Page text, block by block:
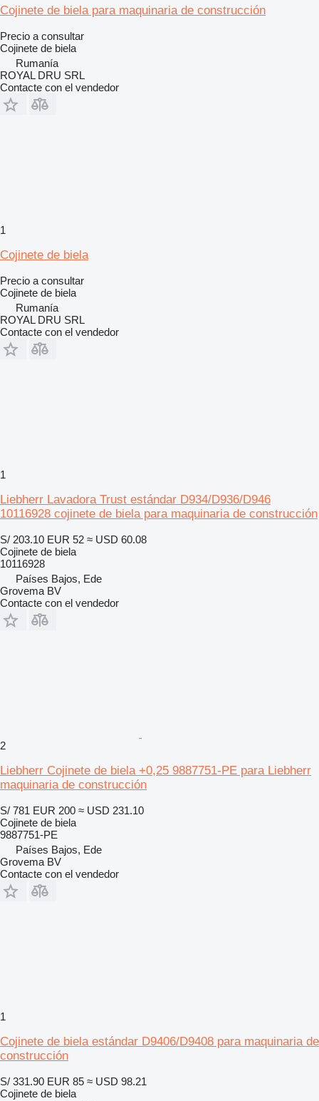
Cojinete de biela para maquinaria de construcción
Precio a consultar
Cojinete de biela
Rumanía
ROYAL DRU SRL
Contacte con el vendedor
1
Cojinete de biela
Precio a consultar
Cojinete de biela
Rumanía
ROYAL DRU SRL
Contacte con el vendedor
1
Liebherr Lavadora Trust estándar D934/D936/D946
10116928 cojinete de biela para maquinaria de construcción
S/ 203.10 EUR 52 ≈ USD 60.08
Cojinete de biela
10116928
Países Bajos, Ede
Grovema BV
Contacte con el vendedor
2
Liebherr Cojinete de biela +0,25 9887751-PE para Liebherr
maquinaria de construcción
S/ 781 EUR 200 ≈ USD 231.10
Cojinete de biela
9887751-PE
Países Bajos, Ede
Grovema BV
Contacte con el vendedor
1
Cojinete de biela estándar D9406/D9408 para maquinaria de
construcción
S/ 331.90 EUR 85 ≈ USD 98.21
Cojinete de biela